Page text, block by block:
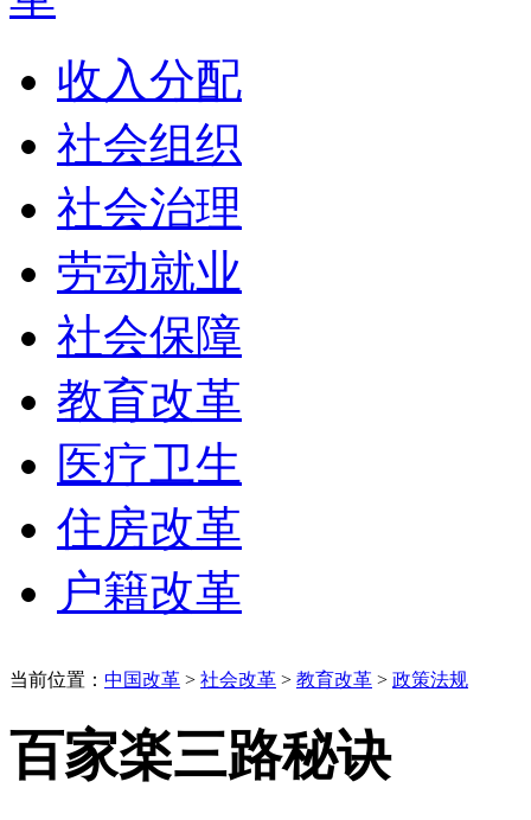
收入分配
社会组织
社会治理
劳动就业
社会保障
教育改革
医疗卫生
住房改革
户籍改革
当前位置： 中国改革 > 社会改革 > 教育改革 > 政策法规
百家楽三路秘诀